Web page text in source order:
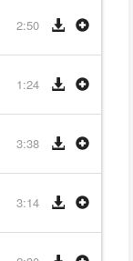
2:50
1:24
3:38
3:14